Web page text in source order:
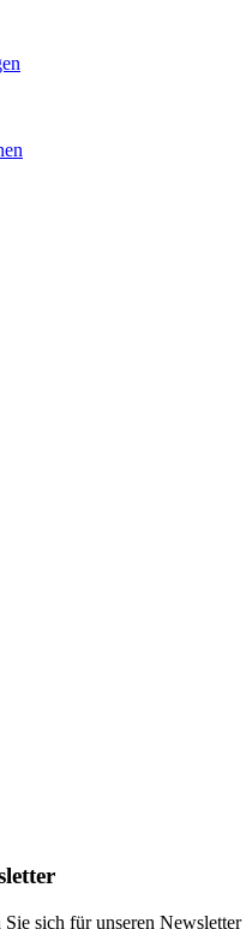
sich für unseren Newsletter